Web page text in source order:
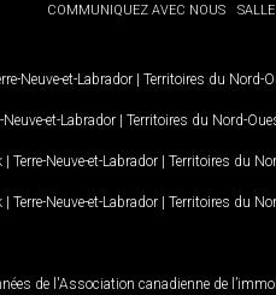
COMMUNIQUEZ AVEC NOUS
Neuve-et-Labrador | Territoires du Nord-
Neuve-et-Labrador | Territoires du Nord-
| Terre-Neuve-et-Labrador | Territoires du
| Terre-Neuve-et-Labrador | Territoires du
de l'Association canadienne de